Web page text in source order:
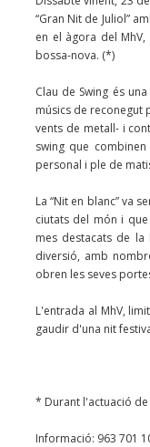
“Gran Nit de Juliol”
en el àgora del
bossa-nova. (*)
Clau de Swing és
músics de reconegut
vents de metall- i
swing que
personal i ple de
La “Nit en blanc” va
ciutats del món i
mes destacats de la
diversió, amb
obren les seves
L'entrada al MhV,
gaudir d'una nit
* Durant l'actuació de
Informació: 963 701